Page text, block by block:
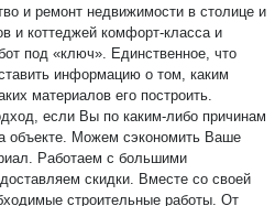
и ремонт недвижимости в столице и
и коттеджей комфорт-класса и
под «ключ». Единственное, что
информацию о том, каким
материалов его построить.
если Вы по каким-либо причинам
объекте. Можем сэкономить Ваше
Работаем с большими
скидки. Вместе со своей
строительные работы. От